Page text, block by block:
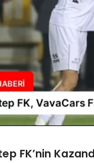
FK’nin